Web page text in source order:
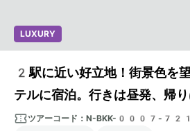
LUXURY
2駅に近い好立地！街景色を
テルに宿泊。行きは昼発、帰
ツアーコード： N-BKK-0007-